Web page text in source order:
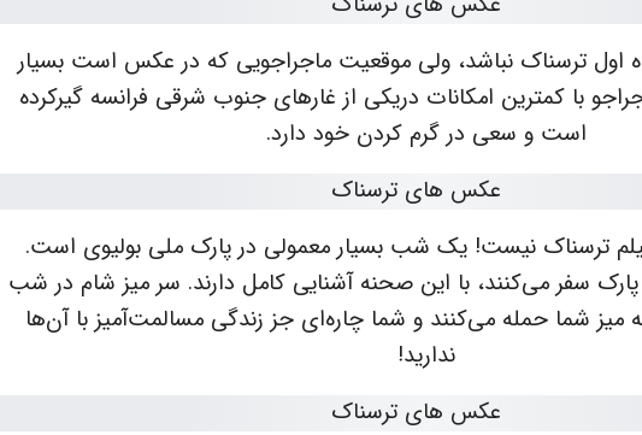
اول ترسناک نباشد، ولی موقعیت ماجراجویی که در عکس است بسیار
با کمترین امکانات دریکی از غارهای جنوب شرقی فرانسه گیرکرده
است و سعی در گرم کردن خود دارد.
فیلم ترسناک نیست! یک شب بسیار معمولی در پارک ملی بولیوی است.
پارک سفر می‌کنند، با این صحنه آشنایی کامل دارند. سر میز شام در شب
به میز شما حمله می‌کنند و شما چاره‌ای جز زندگی مسالمت‌آمیز با آن‌ها
ندارید!